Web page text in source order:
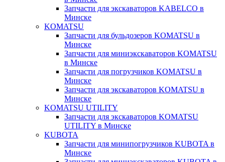
Запчасти для экскаваторов KABELCO в
Минске
KOMATSU
Запчасти для бульдозеров KOMATSU в
Минске
Запчасти для миниэкскаваторов KOMATSU
в Минске
Запчасти для погрузчиков KOMATSU в
Минске
Запчасти для экскаваторов KOMATSU в
Минске
KOMATSU UTILITY
Запчасти для экскаваторов KOMATSU
UTILITY в Минске
KUBOTA
Запчасти для минипогрузчиков KUBOTA в
Минске